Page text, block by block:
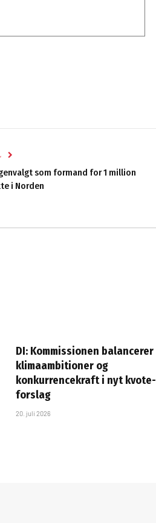
som formand for 1 million
i Norden
DI: Kommissionen balancerer
klimaambitioner og
konkurrencekraft i nyt kvote-
forslag
20. juli 2026